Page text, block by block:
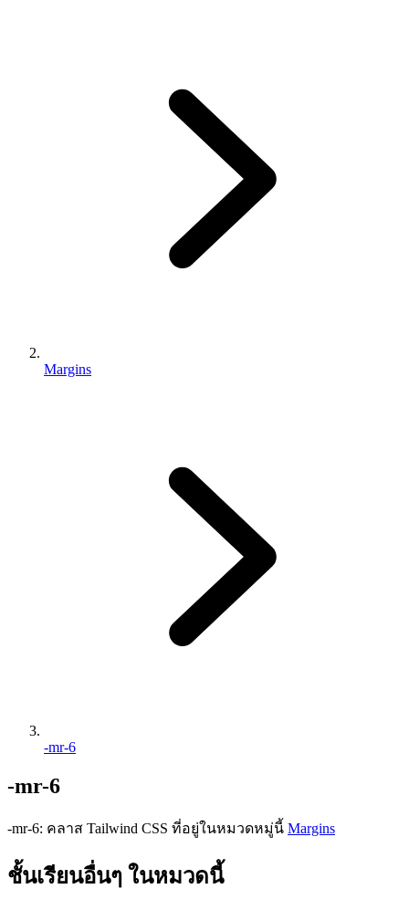
Margins
-mr-6
-mr-6
-mr-6: คลาส Tailwind CSS ที่อยู่ในหมวดหมู่นี้ Margins
ชั้นเรียนอื่นๆ ในหมวดนี้